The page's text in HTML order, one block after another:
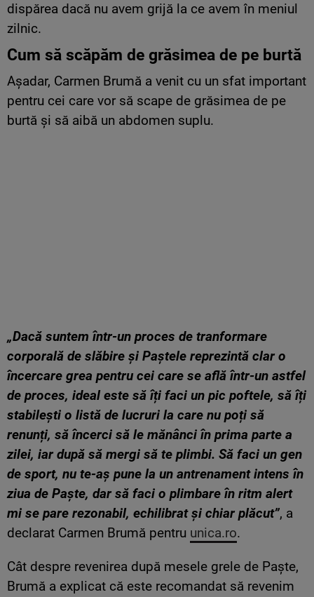
dispărea dacă nu avem grijă la ce avem în meniul
zilnic.
Cum să scăpăm de grăsimea de pe burtă
Așadar, Carmen Brumă a venit cu un sfat important
pentru cei care vor să scape de grăsimea de pe
burtă și să aibă un abdomen suplu.
„Dacă suntem într-un proces de tranformare
corporală de slăbire și Paștele reprezintă clar o
încercare grea pentru cei care se află într-un astfel
de proces, ideal este să îți faci un pic poftele, să îți
stabilești o listă de lucruri la care nu poți să
renunți, să încerci să le mănânci în prima parte a
zilei, iar după să mergi să te plimbi. Să faci un gen
de sport, nu te-aș pune la un antrenament intens în
ziua de Paște, dar să faci o plimbare în ritm alert
mi se pare rezonabil, echilibrat și chiar plăcut”, a
declarat Carmen Brumă pentru unica.ro.
Cât despre revenirea după mesele grele de Paște,
Brumă a explicat că este recomandat să revenim